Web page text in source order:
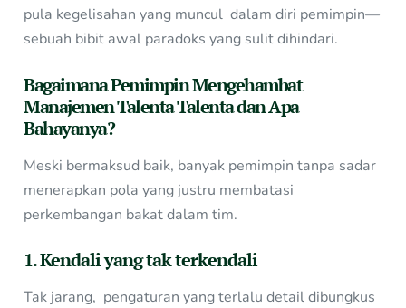
pula kegelisahan yang muncul dalam diri pemimpin—
sebuah bibit awal paradoks yang sulit dihindari.
Bagaimana Pemimpin Mengehambat
Manajemen Talenta Talenta dan Apa
Bahayanya?
Meski bermaksud baik, banyak pemimpin tanpa sadar
menerapkan pola yang justru membatasi
perkembangan bakat dalam tim.
1. Kendali yang tak terkendali
Tak jarang, pengaturan yang terlalu detail dibungkus